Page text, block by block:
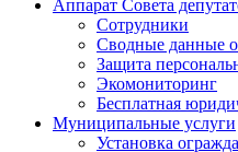
Аппарат Совета
Сотрудники
Сводные данные о
Защита
Экомониторинг
Бесплатная
Муниципальные услуги
Установка